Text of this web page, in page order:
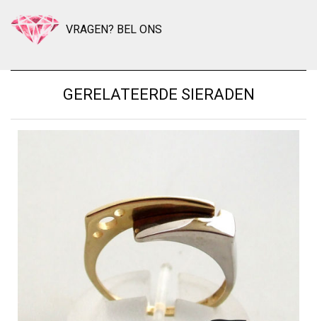
VRAGEN? BEL ONS
GERELATEERDE SIERADEN